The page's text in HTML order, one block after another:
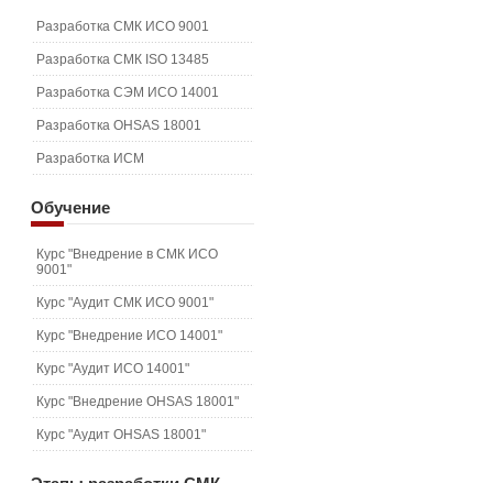
Разработка СМК ИСО 9001
Разработка СМК ISO 13485
Разработка СЭМ ИСО 14001
Разработка OHSAS 18001
Разработка ИСМ
Обучение
Курс "Внедрение в СМК ИСО
9001"
Курс "Аудит СМК ИСО 9001"
Курс "Внедрение ИСО 14001"
Курс "Аудит ИСО 14001"
Курс "Внедрение OHSAS 18001"
Курс "Аудит OHSAS 18001"